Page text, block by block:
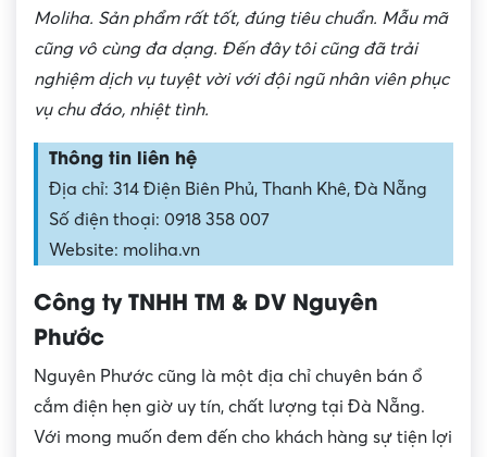
Moliha. Sản phẩm rất tốt, đúng tiêu chuẩn. Mẫu mã
cũng vô cùng đa dạng. Đến đây tôi cũng đã trải
nghiệm dịch vụ tuyệt vời với đội ngũ nhân viên phục
vụ chu đáo, nhiệt tình.
Thông tin liên hệ
Địa chỉ: 314 Điện Biên Phủ, Thanh Khê, Đà Nẵng
Số điện thoại: 0918 358 007
Website: moliha.vn
Công ty TNHH TM & DV Nguyên
Phước
Nguyên Phước cũng là một địa chỉ chuyên bán ổ
cắm điện hẹn giờ uy tín, chất lượng tại Đà Nẵng.
Với mong muốn đem đến cho khách hàng sự tiện lợi